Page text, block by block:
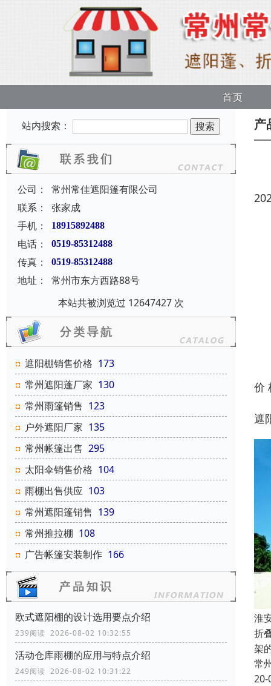
首页
站内搜索：
公司：
常州常佳遮阳篷有限公司
联系：
张家成
手机：
18915892488
电话： 0519-85312488
传真： 0519-85312488
地址：
常州市东方西路88号
本站共被浏览过 12647427 次
遮阳棚销售价格 173
常州遮阳蓬厂家 130
常州雨篷销售 123
户外遮阳厂家 135
常州帐篷出售 295
太阳伞销售价格 104
雨棚出售供应 103
常州遮阳篷销售 139
常州推拉棚 108
广告帐篷安装制作 166
欧式遮阳棚的设计选用要点介绍
239阅读 2026-08-02 10:32:55
活动仓库雨棚的应用与特点介绍
249阅读 2026-08-02 10:31:22
产
价
遮
淮
折
架
常
20-